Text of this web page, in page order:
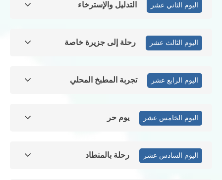
اليوم الثاني عشر التدليل والإسترخاء
اليوم الثالث عشر رحلة إلى جزيرة خاصة
اليوم الرابع عشر تجربة المطبخ المحلي
اليوم الخامس عشر يوم حر
اليوم السادس عشر رحلة بالمنطاد